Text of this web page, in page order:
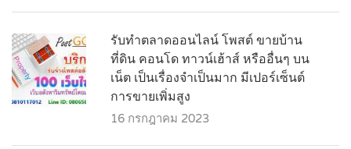
รับทำตลาดออนไลน์ โพสต์ ขายบ้าน
ที่ดิน คอนโด ทาวน์เฮ้าส์ หรืออื่นๆ บน
เน็ต เป็นเรื่องจำเป็นมาก มีเปอร์เซ็นต์
การขายเพิ่มสูง
16 กรกฎาคม 2023